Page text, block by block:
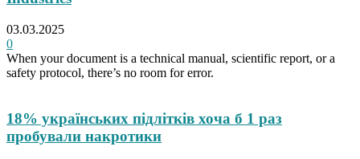
03.03.2025
0
When your document is a technical manual, scientific report, or a
safety protocol, there’s no room for error.
18% українських підлітків хоча б 1 раз
пробували накротики